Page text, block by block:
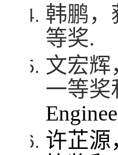
韩鹏，
等奖.
文宏辉
一等奖
许芷源